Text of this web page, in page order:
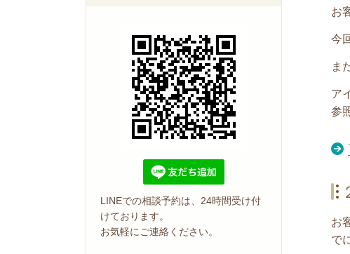
お
今
ま
ア
参
お
で
LINEでの相談予約は、24時間受け付
けております。
お気軽にご連絡ください。